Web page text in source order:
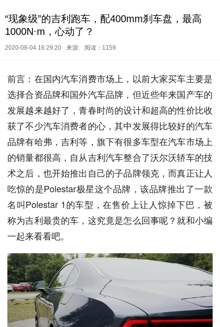
“现象级”的吉利跑车，配400mm刹车盘，最高
1000N·m，心动了？
2020-08-04 16:29:20 来源: 阅读：1159
前言：在国内汽车消费市场上，以前大家买车主要是
选择合资品牌和国外汽车品牌，但近些年来国产车的
发展越来越好了，青春时尚的设计和超高的性价比收
获了不少汽车消费者的心，其中发展得比较好的汽车
品牌有哈弗，吉利等，旗下有很多车型在汽车市场上
的销量都很高，自从吉利汽车整合了沃尔沃轿车的技
术之后，也开始推出自己的子品牌领克，而真正让人
吃惊的是Polestar极星这个品牌，该品牌推出了一款
名叫Polestar 1的车型，在售价上让人惊掉下巴，被
称为吉利最贵的车，这究竟是怎么回事呢？就和小编
一起来看看吧。